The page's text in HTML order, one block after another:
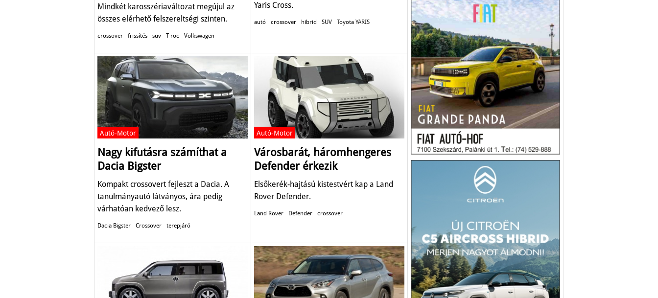
Mindkét karosszériaváltozat megújul az
összes elérhető felszereltségi szinten.
crossover frissítés suv T-roc Volkswagen
Yaris Cross.
autó crossover hibrid SUV Toyota YARIS
Autó-Motor
Nagy kifutásra számíthat a
Dacia Bigster
Kompakt crossovert fejleszt a Dacia. A
tanulmányautó látványos, ára pedig
várhatóan kedvező lesz.
Dacia Bigster Crossover terepjáró
Autó-Motor
Városbarát, háromhengeres
Defender érkezik
Elsőkerék-hajtású kistestvért kap a Land
Rover Defender.
Land Rover Defender crossover